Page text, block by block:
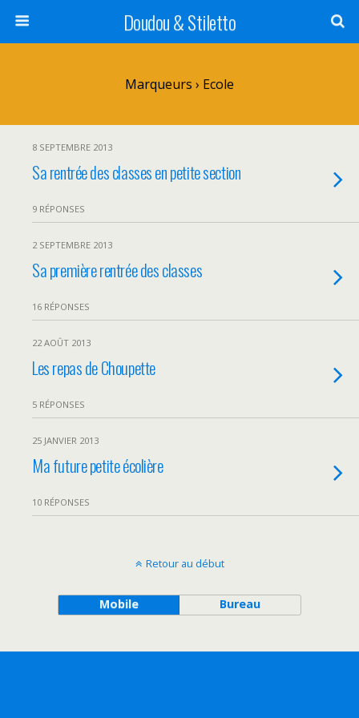
Doudou & Stiletto
Marqueurs › Ecole
8 SEPTEMBRE 2013
Sa rentrée des classes en petite section
9 RÉPONSES
2 SEPTEMBRE 2013
Sa première rentrée des classes
16 RÉPONSES
22 AOÛT 2013
Les repas de Choupette
5 RÉPONSES
25 JANVIER 2013
Ma future petite écolière
10 RÉPONSES
Retour au début
Mobile Bureau